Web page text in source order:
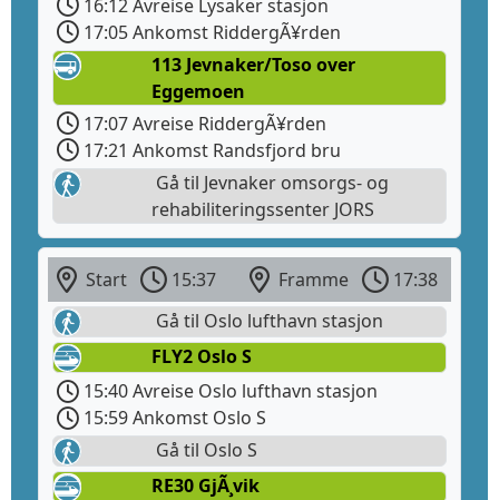
16:12 Avreise Lysaker stasjon
17:05 Ankomst RiddergÃ¥rden
113 Jevnaker/Toso over
Eggemoen
17:07 Avreise RiddergÃ¥rden
17:21 Ankomst Randsfjord bru
Gå til Jevnaker omsorgs- og
rehabiliteringssenter JORS
Start 15:37 Framme
17:38
Gå til Oslo lufthavn stasjon
FLY2 Oslo S
15:40 Avreise Oslo lufthavn stasjon
15:59 Ankomst Oslo S
Gå til Oslo S
RE30 GjÃ¸vik